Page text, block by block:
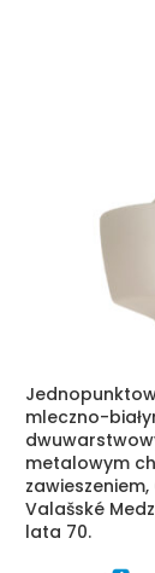
mleczno-
metalowym
Valašské
lata 70.